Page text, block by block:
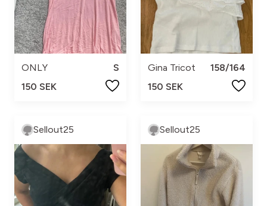
ONLY
S
150 SEK
Gina Tricot
158/164
150 SEK
Sellout25 Sellout25